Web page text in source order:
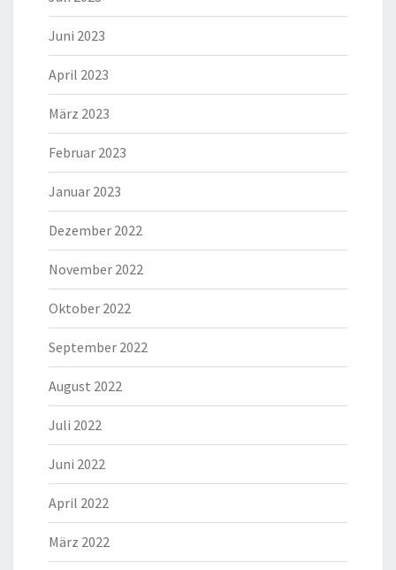
Juni 2023
April 2023
März 2023
Februar 2023
Januar 2023
Dezember 2022
November 2022
Oktober 2022
September 2022
August 2022
Juli 2022
Juni 2022
April 2022
März 2022